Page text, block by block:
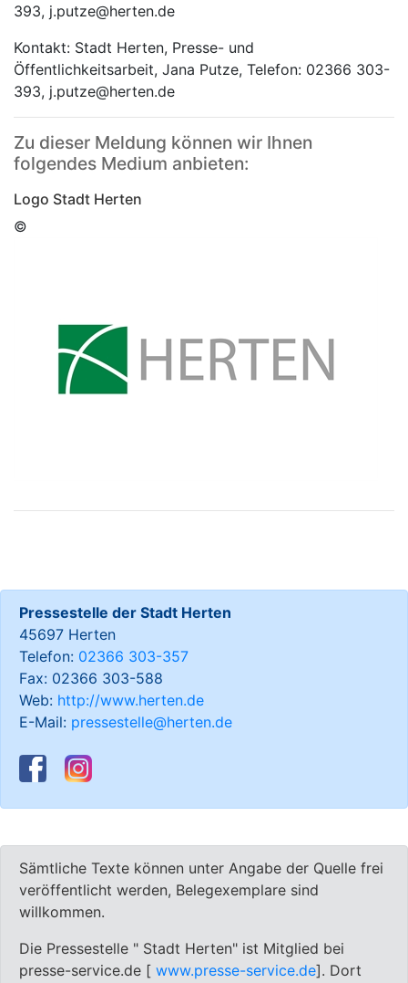
393, j.putze@herten.de
Kontakt: Stadt Herten, Presse- und
Öffentlichkeitsarbeit, Jana Putze, Telefon: 02366 303-
393, j.putze@herten.de
Zu dieser Meldung können wir Ihnen
folgendes Medium anbieten:
Logo Stadt Herten
©
Pressestelle der Stadt Herten
45697 Herten
Telefon: 02366 303-357
Fax: 02366 303-588
Web: http://www.herten.de
E-Mail: pressestelle@herten.de
Sämtliche Texte können unter Angabe der Quelle frei
veröffentlicht werden, Belegexemplare sind
willkommen.
Die Pressestelle " Stadt Herten" ist Mitglied bei
presse-service.de [ www.presse-service.de]. Dort